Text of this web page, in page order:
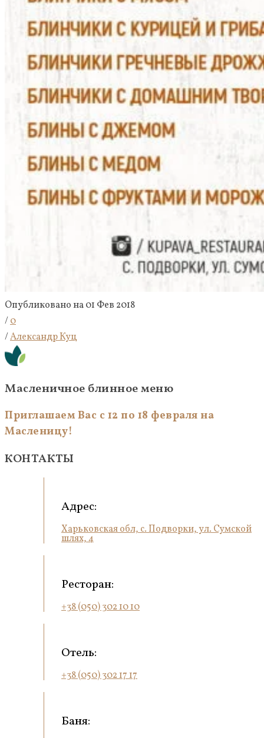
Опубликовано на 01 Фев 2018
/0
/Александр Куц
Масленичное блинное меню
Приглашаем Вас с 12 по 18 февраля на
Масленицу!
КОНТАКТЫ
Адрес:
Харьковская обл, с. Подворки, ул. Сумской
шлях, 4
Ресторан:
+38 (050) 302 10 10
Отель:
+38 (050) 302 17 17
Баня: